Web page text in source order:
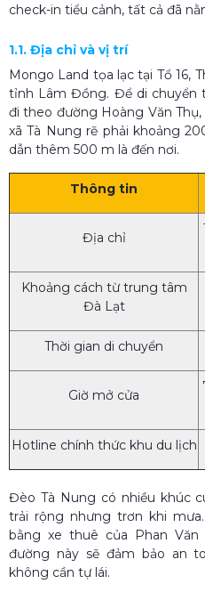
check-in tiểu cảnh, tất cả đã
1.1. Địa chỉ và vị trí
Mongo Land tọa lạc tại Tổ 16,
tỉnh Lâm Đồng. Để di chuyển
đi theo đường Hoàng Văn
xã Tà Nung rẽ phải khoảng
dẫn thêm 500 m là đến nơi.
Thông tin
Địa chỉ
Khoảng cách từ trung tâm
Đà Lạt
Thời gian di chuyển
Giờ mở cửa
Hotline chính thức khu du lịch
Đèo Tà Nung có nhiều khúc
trải rộng nhưng trơn khi
bằng xe thuê của Phan Văn
đường này sẽ đảm bảo an
không cần tự lái.